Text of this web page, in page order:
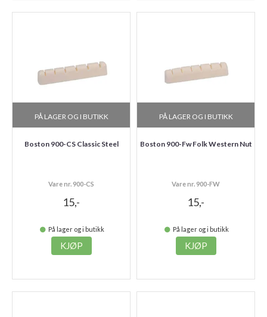
PÅ LAGER OG I BUTIKK
Boston 900-CS Classic Steel
Vare nr. 900-CS
15,-
På lager og i butikk
KJØP
PÅ LAGER OG I BUTIKK
Boston 900-Fw Folk Western Nut
Vare nr. 900-FW
15,-
På lager og i butikk
KJØP